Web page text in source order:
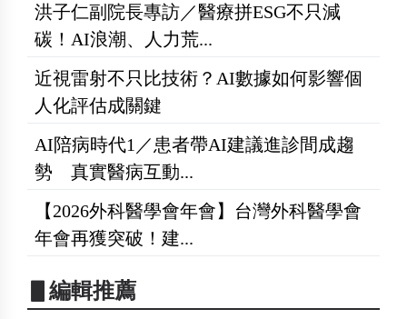
洪子仁副院長專訪／醫療拼ESG不只減
碳！AI浪潮、人力荒...
近視雷射不只比技術？AI數據如何影響個
人化評估成關鍵
AI陪病時代1／患者帶AI建議進診間成趨
勢 真實醫病互動...
【2026外科醫學會年會】台灣外科醫學會
年會再獲突破！建...
▋編輯推薦